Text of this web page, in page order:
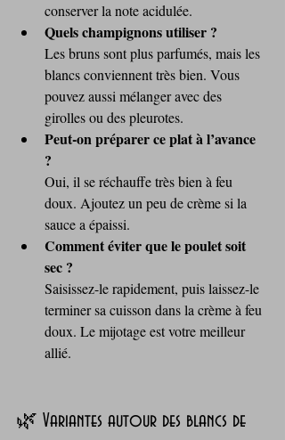
conserver la note acidulée.
Quels champignons utiliser ?
Les bruns sont plus parfumés, mais les
blancs conviennent très bien. Vous
pouvez aussi mélanger avec des
girolles ou des pleurotes.
Peut‑on préparer ce plat à l’avance
?
Oui, il se réchauffe très bien à feu
doux. Ajoutez un peu de crème si la
sauce a épaissi.
Comment éviter que le poulet soit
sec ?
Saisissez-le rapidement, puis laissez-le
terminer sa cuisson dans la crème à feu
doux. Le mijotage est votre meilleur
allié.
🌿 Variantes autour des blancs de